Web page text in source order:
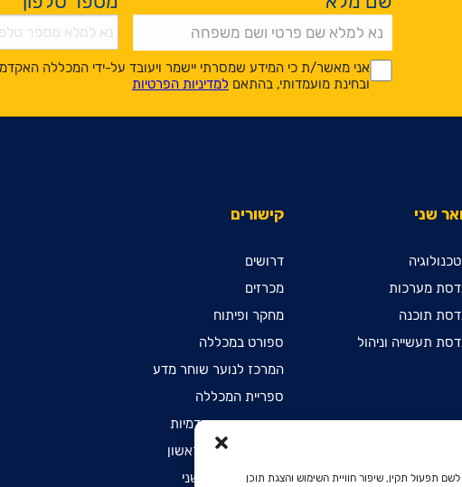
תפעול תקין, שיפור חוויית השימוש והצגת תוכן
*
*
אני מאשר/ת כי המידע שמסרתי יישמר ויעובד על-ידי המכללה
ובחינת מועמדותי, בהתאם למדיניות הפרטיות
שני
מערכות
תוכנה
תעשייה וניהול
קישורים
דרושים
מכרזים
מחקר ופיתוח
ספורט במכללה
המרכז לנוער שוחר מדע
ספריית המכללה
מכינות קדם אקדמיות
הרשמה לתואר ראשון
הרשמה לתואר שני